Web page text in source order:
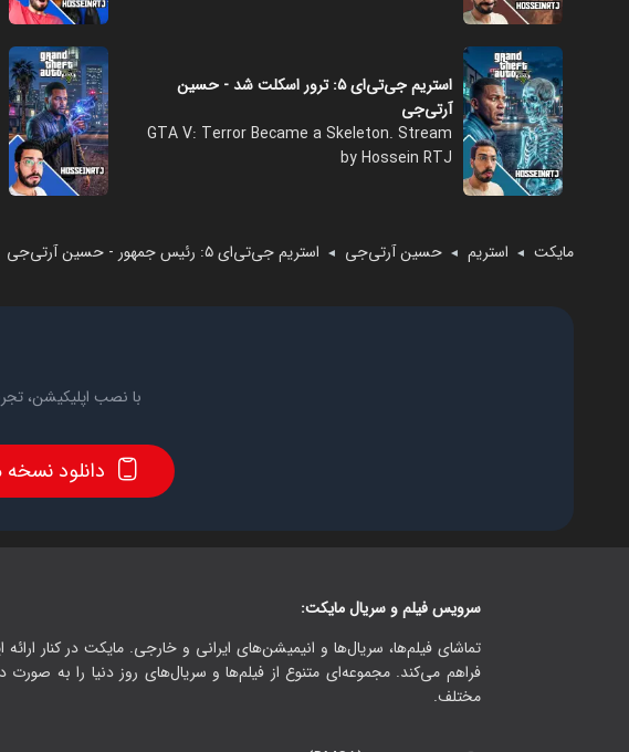
استریم جی‌تی‌ای ۵: ترور اسکلت شد - حسین
آرتی‌جی
GTA V: Terror Became a Skeleton. Stream
by Hossein RTJ
مایکت ◄ استریم ◄ حسین آرتی‌جی ◄ استریم جی‌تی‌ای ۵: رئیس‌ جمهور - حسین آرتی‌جی
با نصب اپلیکیشن،
دانلود نسخه
سرویس فیلم و سریال مایکت:
تماشای فیلم‌ها، سریال‌ها و انیمیشن‌های ایرانی و خارجی. مایکت در کنار
فراهم می‌کند. مجموعه‌ای متنوع از فیلم‌ها و سریال‌های روز دنیا را به صورت
مختلف.